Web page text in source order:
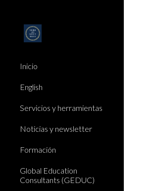
Inicio
English
Servicios y herramientas
Noticias y newsletter
Formación
Global Education
Consultants (GEDUC)